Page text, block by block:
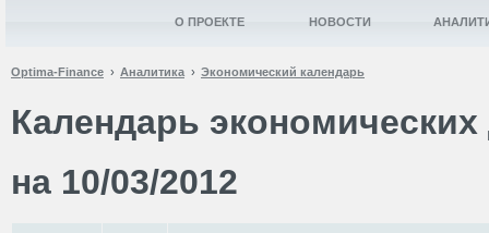
Optima-Finance Аналитика Экономический календарь
Календарь
на 10/03/2012
О ПРОЕКТЕ НОВОСТИ